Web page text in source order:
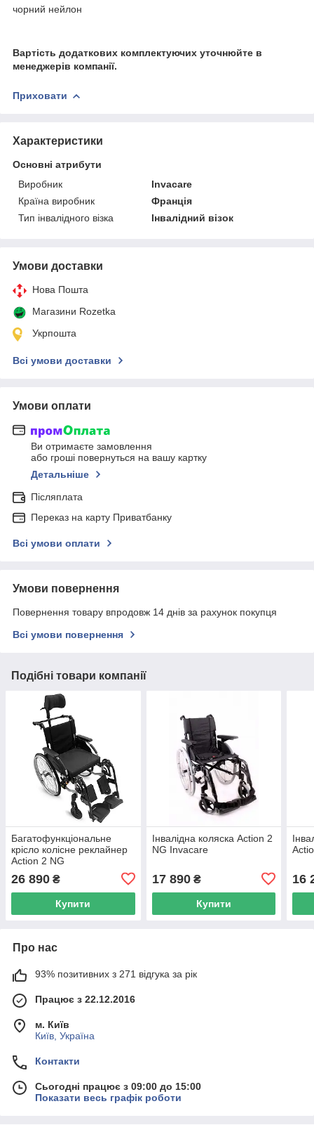
чорний нейлон
Вартість додаткових комплектуючих уточнюйте в
менеджерів компанії.
Приховати
Характеристики
Основні атрибути
Виробник
Invacare
Країна виробник
Франція
Тип інвалідного візка
Інвалідний візок
Умови доставки
Нова Пошта
Магазини Rozetka
Укрпошта
Всі умови доставки
Умови оплати
Ви отримаєте замовлення
або гроші повернуться на вашу картку
Детальніше
Післяплата
Переказ на карту Приватбанку
Всі умови оплати
Умови повернення
Повернення товару впродовж 14 днів за рахунок покупця
Всі умови повернення
Подібні товари компанії
Багатофункціональне
крісло колісне реклайнер
Action 2 NG
26 890 ₴
Купити
Інвалідна коляска Action 2
NG Invacare
17 890₴
Купити
16
Про нас
93% позитивних з 271 відгука за рік
Працює з 22.12.2016
м. Київ
Київ, Україна
Контакти
Сьогодні працює з 09:00 до 15:00
Показати весь графік роботи